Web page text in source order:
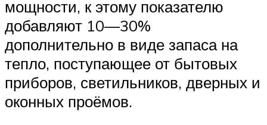
мощности, к этому показателю
добавляют 10—30%
дополнительно в виде запаса на
тепло, поступающее от бытовых
приборов, светильников, дверных и
оконных проёмов.